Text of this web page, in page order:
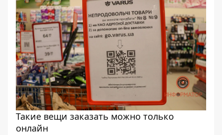
Такие вещи заказать можно только
онлайн